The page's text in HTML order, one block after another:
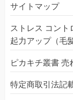
サイトマップ
ストレス コン
起力アップ（毛
ピカキチ叢書
特定商取引法記